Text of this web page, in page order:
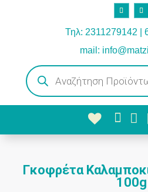
Τηλ: 2311279142 |
mail:
Products
search
 
Γκοφρέτα
100g